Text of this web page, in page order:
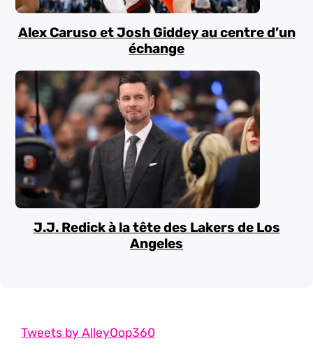
Alex Caruso et Josh Giddey au centre d’un
échange
J.J. Redick à la tête des Lakers de Los
Angeles
Tweets by AlleyOop360